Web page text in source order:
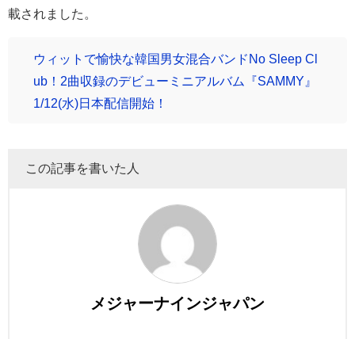
載されました。
ウィットで愉快な韓国男女混合バンドNo Sleep Cl
ub！2曲収録のデビューミニアルバム『SAMMY』
1/12(水)日本配信開始！
この記事を書いた人
メジャーナインジャパン